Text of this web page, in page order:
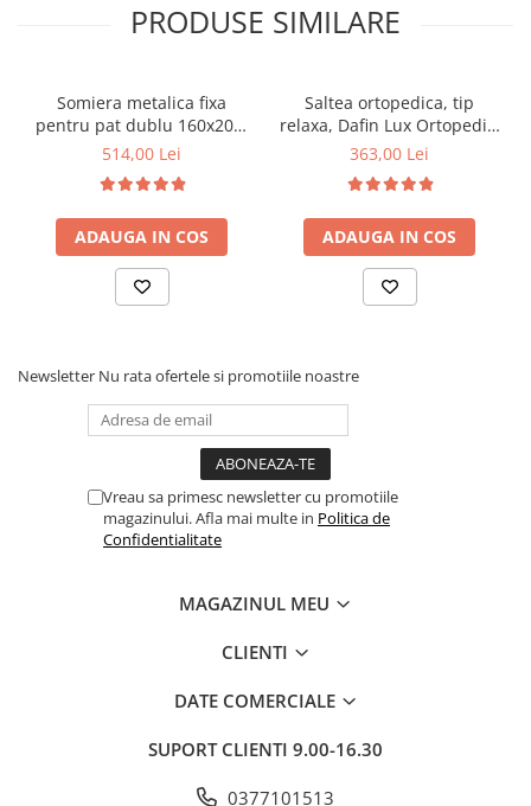
PRODUSE SIMILARE
Somiera metalica fixa
pentru pat dublu 160x200,
6 picioare, 32 lamele lemn
saltea ferm, negru
514,00 Lei
ADAUGA IN COS
Saltea ortopedica, tip
relaxa, Dafin Lux Ortopedic,
90x200x21cm, fermitate
tip Bonell, fata vara-iarna,
sistem de aerisire cu
butoni, Salt Confort
363,00 Lei
ADAUGA IN COS
Newsletter Nu rata ofertele si promotiile noastre
Vreau sa primesc newsletter cu promotiile
magazinului. Afla mai multe in Politica de
Confidentialitate
MAGAZINUL MEU
CLIENTI
DATE COMERCIALE
SUPORT CLIENTI 9.00-16.30
0377101513